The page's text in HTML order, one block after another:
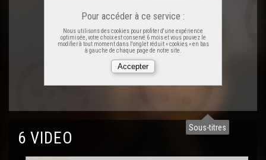
Sous-titres
Pour accéder à ce service :
Nous utilisons des cookies pour profiter d'une expérience
optimisée, votre choix est conservé 6 mois et vous pouvez le
modifier à tout moment dans l'onglet réduit « cookies » en bas
à gauche de chaque page de notre site.
6 VIDEO